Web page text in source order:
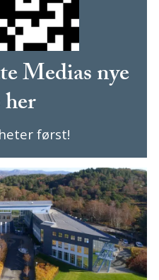
Medias nye
først!